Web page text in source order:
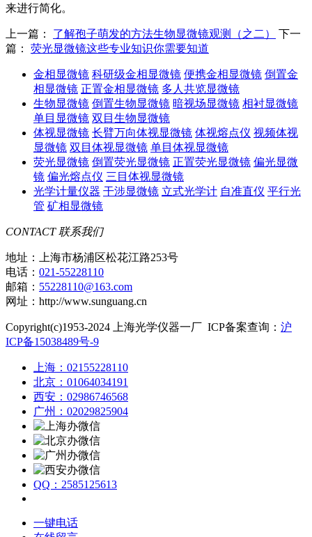
来进行简化。
上一篇： 了解孢子萌发的方法生物显微镜观测（之二）
下一
篇： 荧光显微镜这些专业知识你需要知道
金相显微镜 科研级金相显微镜 便携金相显微镜 倒置金
相显微镜 正置金相显微镜 多人共览显微镜
生物显微镜 倒置生物显微镜 暗视场显微镜 相衬显微镜
单目显微镜 双目生物显微镜
体视显微镜 长臂万向体视显微镜 体视熔点仪 视频体视
显微镜 双目体视显微镜 单目体视显微镜
荧光显微镜 倒置荧光显微镜 正置荧光显微镜 偏光显微
镜 偏光熔点仪 三目体视显微镜
光学计量仪器 干涉显微镜 立式光学计 自准直仪 平行光
管 矿相显微镜
CONTACT 联系我们
地址：上海市杨浦区松花江路253号
电话： 021-55228110
邮箱： 55228110@163.com
网址：http://www.sunguang.cn
Copyright(c)1953-2024 上海光学仪器一厂 ICP备案查询： 沪
ICP备15038489号-9
上海：02155228110
北京：01064034191
西安：02986746568
广州：02029825904
QQ：2585125613
一键电话